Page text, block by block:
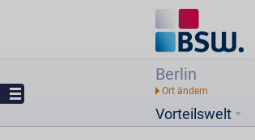
Berlin
Vorteilswelt